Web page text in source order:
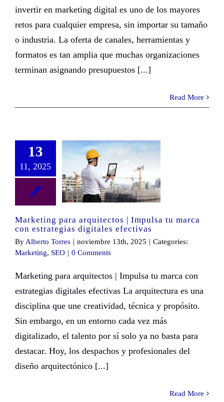
invertir en marketing digital es uno de los mayores
retos para cualquier empresa, sin importar su tamaño
o industria. La oferta de canales, herramientas y
formatos es tan amplia que muchas organizaciones
terminan asignando presupuestos [...]
Read More
13
11, 2025
Marketing para arquitectos | Impulsa tu marca
con estrategias digitales efectivas
By Alberto Torres | noviembre 13th, 2025 | Categories:
Marketing, SEO | 0 Comments
Marketing para arquitectos | Impulsa tu marca con
estrategias digitales efectivas La arquitectura es una
disciplina que une creatividad, técnica y propósito.
Sin embargo, en un entorno cada vez más
digitalizado, el talento por sí solo ya no basta para
destacar. Hoy, los despachos y profesionales del
diseño arquitectónico [...]
Read More